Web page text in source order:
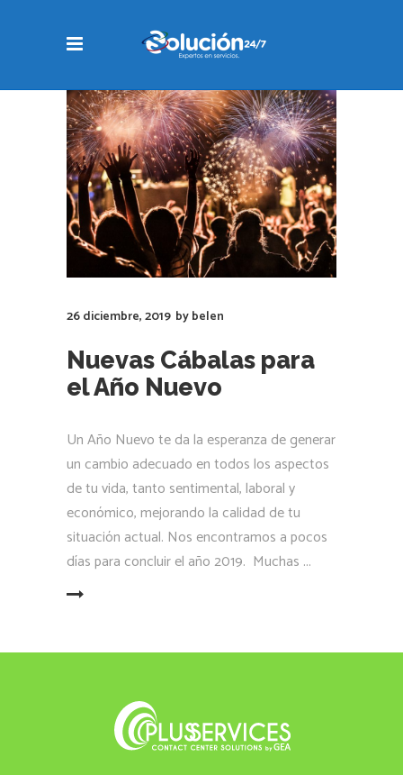
26 diciembre, 2019 bybelen
Nuevas Cábalas para
el Año Nuevo
Un Año Nuevo te da la esperanza de generar
un cambio adecuado en todos los aspectos
de tu vida, tanto sentimental, laboral y
económico, mejorando la calidad de tu
situación actual. Nos encontramos a pocos
días para concluir el año 2019. Muchas